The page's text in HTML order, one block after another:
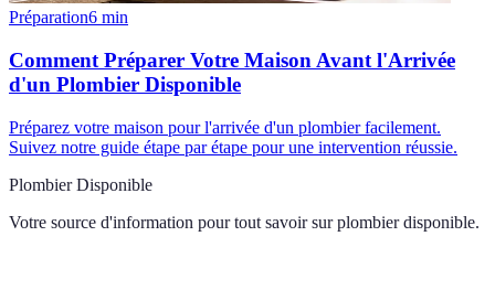
Préparation6 min
Comment Préparer Votre Maison Avant l'Arrivée
d'un Plombier Disponible
Préparez votre maison pour l'arrivée d'un plombier facilement.
Suivez notre guide étape par étape pour une intervention réussie.
Plombier Disponible
Votre source d'information pour tout savoir sur plombier disponible.